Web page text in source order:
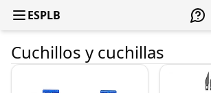
ESPLB
Cuchillos y cuchillas